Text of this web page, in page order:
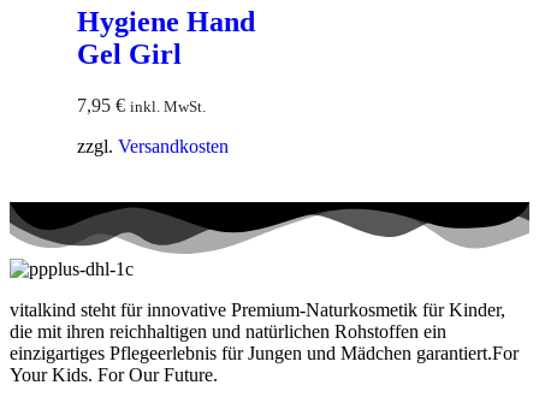
Hygiene Hand
Gel Girl
7,95 € inkl. MwSt.
zzgl. Versandkosten
vitalkind steht für innovative Premium-Naturkosmetik für Kinder,
die mit ihren reichhaltigen und natürlichen Rohstoffen ein
einzigartiges Pflegeerlebnis für Jungen und Mädchen garantiert.For
Your Kids. For Our Future.